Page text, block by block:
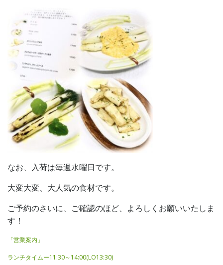
なお、入荷は毎週水曜日です。
大変大変、大人気の食材です。
ご予約のさいに、ご確認のほど、よろしくお願いいたしま
す！
「営業案内」
ランチタイムー11:30～14:00(LO13:30)